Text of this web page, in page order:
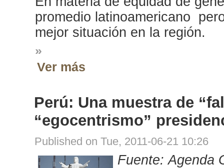
promedio latinoamericano
mejor situación en la región.
»
Ver más
Perú: Una muestra de
“egocentrismo”
Published on Tue, 2011-06-21 10:26
Fuente: Agenda